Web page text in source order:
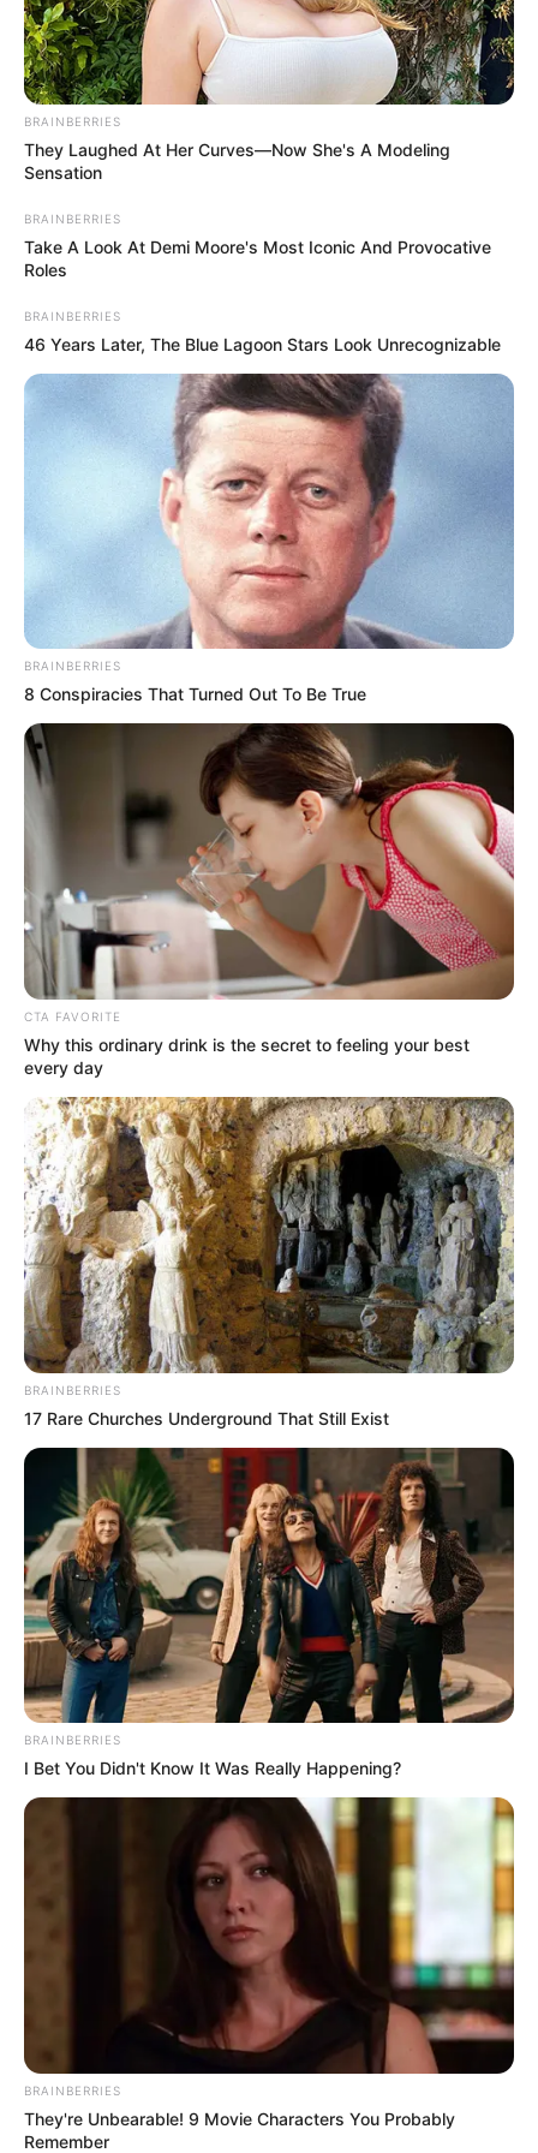
Uhr - 17:00 Uhr (im Winter bis 16:00 Uhr). Weitere
Auskünfte unter Telefon: 03632-663120.
Weitere Informationen über das Ausflugsziel
Schloss Sondershausen:
www.schlossmuseum-sondershausen.de
Dieses Ausflugsziel auf der Landkarte
Auswahl von Veranstaltungen in
Sondershausen und Umgebung:
8. Stolberger Schloss-Lauf
🏰 Gemeinsam aktiv werden – beim Stolberger
Schloss-Lauf im Harz Am 29. August 2026 wird
Stolberg im Südharz wieder zur Laufkulisse für
Familien, Vereine, Freundeskreise, Firmen und
Sportbegeisterte. Ob gemeinsam als Staffel-Team,
mit den Kindern beim Bambini-Lauf, beim 5 km Wa...
Stadt/Ort: Südharz
Beginn: 29.08.2026 00:00 Uhr
Ende: 29.08.2026 00:00 Uhr
Weitere Informationen:
www.stolberger-schloss-lauf.
de
Beginn: 08.08.2026 20:39 Uhr
Ende: 08.08.2026 20:39 Uhr
Alle Veranstaltungen könnenhier kostenlos und ohne
Log-in-Zwangeingetragen werden.
Hotels in Sondershausen:
Hotels in Sondershausen
Hotels in Sondershausen auf Hotel.de
Ausflugsziele, Sehenswürdigkeiten, Freizeitziele
und Museen in und im Umkreis von
Sondershausen:
Umkreissuche Tourismus Sondershausen
Museen in und um Sondershausen
Kinderausflugsziele für Sondershausen
Kindergeburtstag feiern
Schlösser und Burgen in und um Sondershausen
Tagesausflugsziele für Sondershausen
Kino in Sondershausen
Bademöglichkeiten in und um Sondershausen
Angebote für Behinderte
Ausflug mit der Bahn
Aussichtsturm
Fremdenverkehrsamt und Tourist Information
BRAINBERRIES
They Laughed At Her Curves—Now She's A Modeling
Sensation
BRAINBERRIES
Take A Look At Demi Moore's Most Iconic And Provocative
Roles
BRAINBERRIES
46 Years Later, The Blue Lagoon Stars Look Unrecognizable
BRAINBERRIES
8 Conspiracies That Turned Out To Be True
CTA FAVORITE
Why this ordinary drink is the secret to feeling your best
every day
BRAINBERRIES
17 Rare Churches Underground That Still Exist
BRAINBERRIES
I Bet You Didn't Know It Was Really Happening?
BRAINBERRIES
They're Unbearable! 9 Movie Characters You Probably
Remember